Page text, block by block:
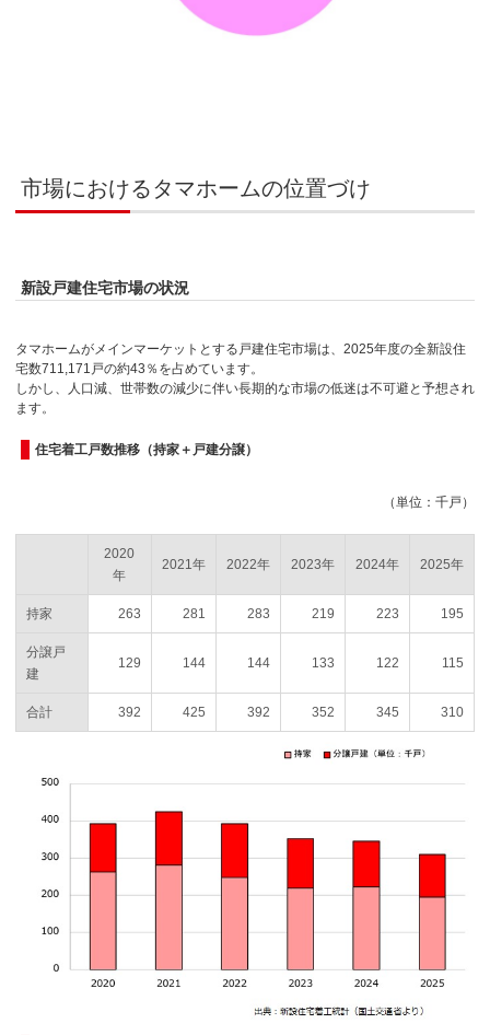
市場におけるタマホームの位置づけ
新設戸建住宅市場の状況
タマホームがメインマーケットとする戸建住宅市場は、2025年度の全新設住
宅数711,171戸の約43％を占めています。
しかし、人口減、世帯数の減少に伴い長期的な市場の低迷は不可避と予想され
ます。
住宅着工戸数推移（持家＋戸建分譲）
（単位：千戸）
2020
年
2021年 2022年 2023年 2024年 2025年
持家 263 281 283 219 223 195
分譲戸
建
129 144 144 133 122 115
合計 392 425 392 352 345 310